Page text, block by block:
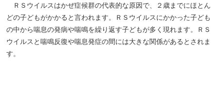
ＲＳウイルスはかぜ症候群の代表的な原因で、２歳までにほとん
どの子どもがかかると言われます。ＲＳウイルスにかかった子ども
の中から喘息の発病や喘鳴を繰り返す子どもが多く現れます。ＲＳ
ウイルスと喘鳴反復や喘息発症の間には大きな関係があるとされま
す。